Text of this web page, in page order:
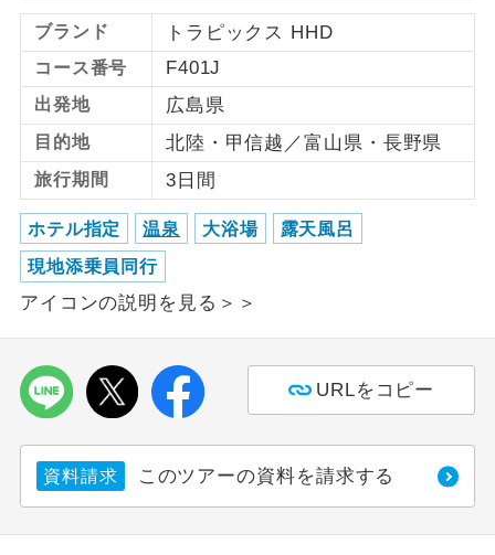
ブランド トラピックス HHD
コース番号 F401J
出発地 広島県
目的地 北陸・甲信越／富山県・長野県
旅行期間 3日間
ホテル指定 温泉 大浴場 露天風呂
現地添乗員同行
アイコンの説明を見る＞＞
URLをコピー
資料請求 このツアーの資料を請求する
加限定
スです。
1名様1室同代
金
1名様1室利用でも追加料金がかからない
コースです。
ご夫婦限定
ご夫婦限定でご参加いただけるコースで
す。
女性限定
女性限定でご参加いただけるコースで
年齢制限あり
ご参加にあたり年齢に制限があるコース
航空会社指定
利用航空会社が指定なので、ご出発の計
画にとても便利です。
ホテル指定
おひとり様バ
おひとり様でバス席を2席利⽤できま
す。